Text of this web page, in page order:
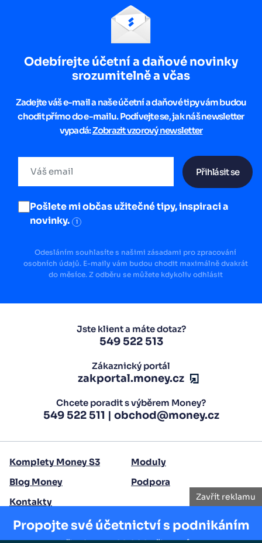
Zavřít reklamu
Propojte své účetnictví s podnikáním
Odebírejte účetní a daňové novinky
srozumitelně a včas
Zadejte váš e-mail a naše účetní a daňové tipy vám budou
chodit přímo do e-mailu. Podívejte se, jak náš newsletter
vypadá:Zobrazit vzorový newsletter
Přihlásit se
Pošlete mi občas užitečné tipy, inspiraci a
novinky.
i
Odesláním souhlasíte s našimi zásadami pro zpracování
osobních údajů. E-maily vám budou chodit maximálně dvakrát
do měsíce. Z odběru se můžete kdykoliv odhlásit
Jste klient a máte dotaz?
549 522 513
Zákaznický portál
zakportal.money.cz
Chcete poradit s výběrem Money?
549 522 511 | obchod@money.cz
Komplety Money S3
Moduly
Blog Money
Podpora
Kontakty
Copyright 2026 Seyfor, a. s.